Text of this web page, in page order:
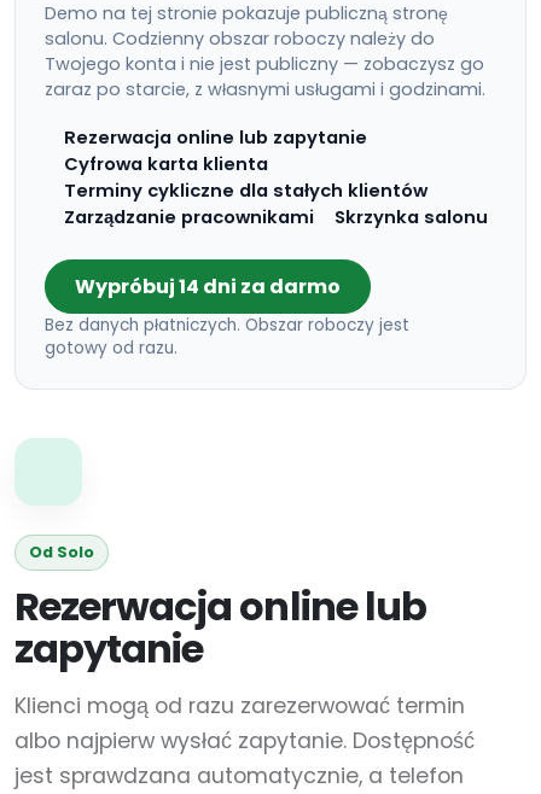
Demo na tej stronie pokazuje publiczną stronę
salonu. Codzienny obszar roboczy należy do
Twojego konta i nie jest publiczny — zobaczysz go
zaraz po starcie, z własnymi usługami i godzinami.
Rezerwacja online lub zapytanie
Cyfrowa karta klienta
Terminy cykliczne dla stałych klientów
Zarządzanie pracownikami
Skrzynka salonu
Wypróbuj 14 dni za darmo
Bez danych płatniczych. Obszar roboczy jest
gotowy od razu.
Od Solo
Rezerwacja online lub
zapytanie
Klienci mogą od razu zarezerwować termin
albo najpierw wysłać zapytanie. Dostępność
jest sprawdzana automatycznie, a telefon